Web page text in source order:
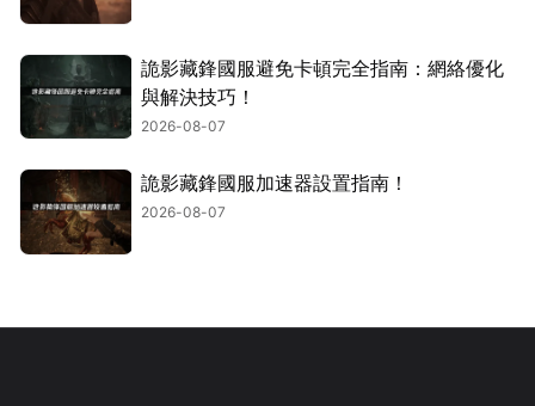
詭影藏鋒國服避免卡頓完全指南：網絡優化
與解決技巧！
2026-08-07
詭影藏鋒國服加速器設置指南！
2026-08-07